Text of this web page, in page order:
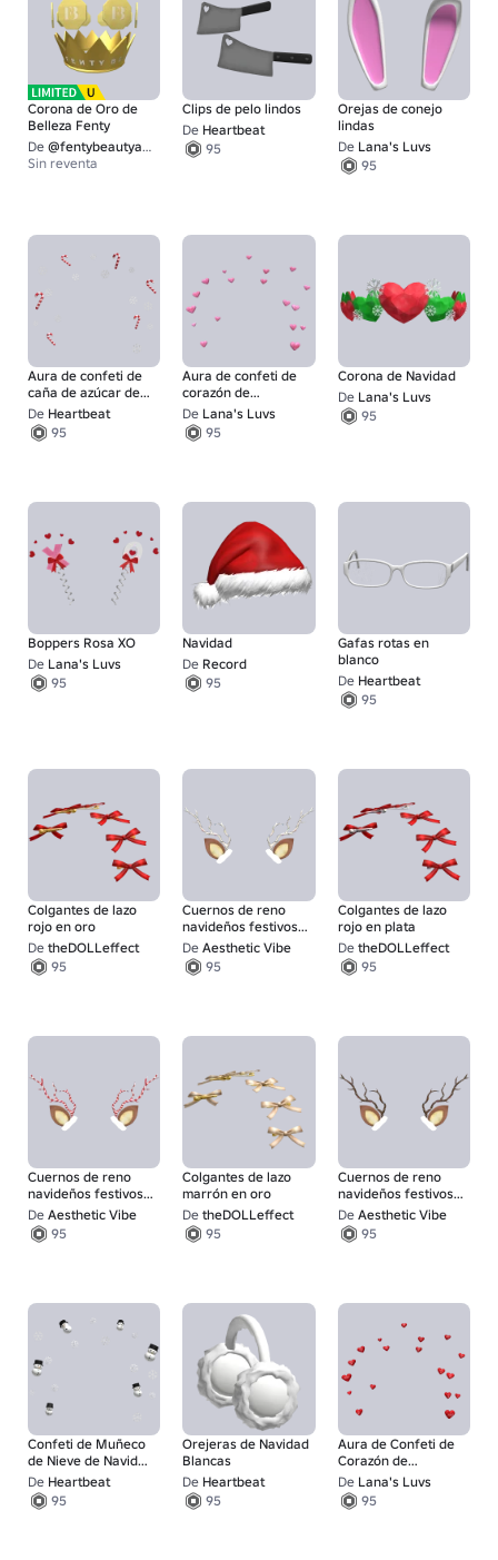
Corona de Oro de
Belleza Fenty
De @fentybeautyandskin
Sin reventa
Clips de pelo lindos
De Heartbeat
95
Orejas de conejo
lindas
De Lana's Luvs
95
Aura de confeti de
caña de azúcar de
Navidad
De Heartbeat
95
Aura de confeti de
corazón de
caramelo rosa
De Lana's Luvs
95
Corona de Navidad
De Lana's Luvs
95
Boppers Rosa XO
De Lana's Luvs
95
Navidad
De Record
95
Gafas rotas en
blanco
De Heartbeat
95
Colgantes de lazo
rojo en oro
De theDOLLeffect
95
Cuernos de reno
navideños festivos
lindos
De Aesthetic Vibe
95
Colgantes de lazo
rojo en plata
De theDOLLeffect
95
Cuernos de reno
navideños festivos
lindos
De Aesthetic Vibe
95
Colgantes de lazo
marrón en oro
De theDOLLeffect
95
Cuernos de reno
navideños festivos
lindos
De Aesthetic Vibe
95
Confeti de Muñeco
de Nieve de Navidad
Aura
De Heartbeat
95
Orejeras de Navidad
Blancas
De Heartbeat
95
Aura de Confeti de
Corazón de
Caramelo Rojo
De Lana's Luvs
95